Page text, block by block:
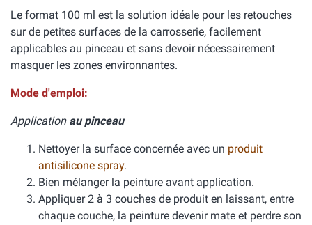
Le format 100 ml est la solution idéale pour les retouches
sur de petites surfaces de la carrosserie, facilement
applicables au pinceau et sans devoir nécessairement
masquer les zones environnantes.
Mode d'emploi:
Application au pinceau
Nettoyer la surface concernée avec un produit
antisilicone spray.
Bien mélanger la peinture avant application.
Appliquer 2 à 3 couches de produit en laissant, entre
chaque couche, la peinture devenir mate et perdre son